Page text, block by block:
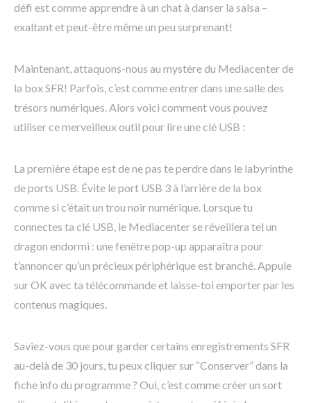
défi est comme apprendre à un chat à danser la salsa –
exaltant et peut-être même un peu surprenant!
Maintenant, attaquons-nous au mystère du Mediacenter de
la box SFR! Parfois, c’est comme entrer dans une salle des
trésors numériques. Alors voici comment vous pouvez
utiliser ce merveilleux outil pour lire une clé USB :
La première étape est de ne pas te perdre dans le labyrinthe
de ports USB. Évite le port USB 3 à l’arrière de la box
comme si c’était un trou noir numérique. Lorsque tu
connectes ta clé USB, le Mediacenter se réveillera tel un
dragon endormi : une fenêtre pop-up apparaîtra pour
t’annoncer qu’un précieux périphérique est branché. Appuie
sur OK avec ta télécommande et laisse-toi emporter par les
contenus magiques.
Saviez-vous que pour garder certains enregistrements SFR
au-delà de 30 jours, tu peux cliquer sur “Conserver” dans la
fiche info du programme ? Oui, c’est comme créer un sort